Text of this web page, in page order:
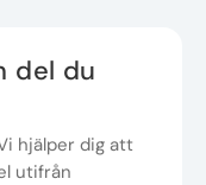
del du
hjälper dig att
utifrån